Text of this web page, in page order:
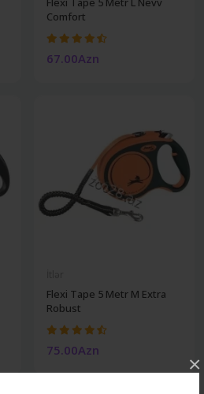
×
Comfort
67.00Azn
Flexi Tape 5 Metr M Extra
Robust
75.00Azn